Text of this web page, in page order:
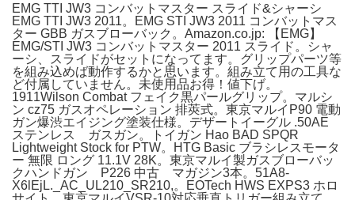
EMG TTI JW3 コンバットマスター スライド&シャーシ
EMG TTI JW3 2011。EMG STI JW3 2011 コンバットマス
ター GBB ガスブローバック。Amazon.co.jp: 【EMG】
EMG/STI JW3 コンバットマスター 2011 スライド。シャ
ーシ、スライドがセットになってます。グリップパーツ等
を組み込めば動作するかと思います。組み立て用の工具な
ど付属していません。未使用品お得！値下げ。
1911Wilson Combat フェイク黒パールグリップ。マルシ
ン cz75 ガスオペレーション 排莢式。東京マルイP90 電動
ガン爆渋エイジング塗装仕様。デザートイーグル .50AE
ステンレス ガスガン。トイガン Hao BAD SPQR
Lightweight Stock for PTW。HTG Basic ブラシレスモータ
ー 無限 ロング 11.1V 28K。東京マルイ製ガスブローバッ
クハンドガン P226 中古 マガジン3本。51A8-
X6lEjL._AC_UL210_SR210,。EOTech HWS EXPS3 ホロ